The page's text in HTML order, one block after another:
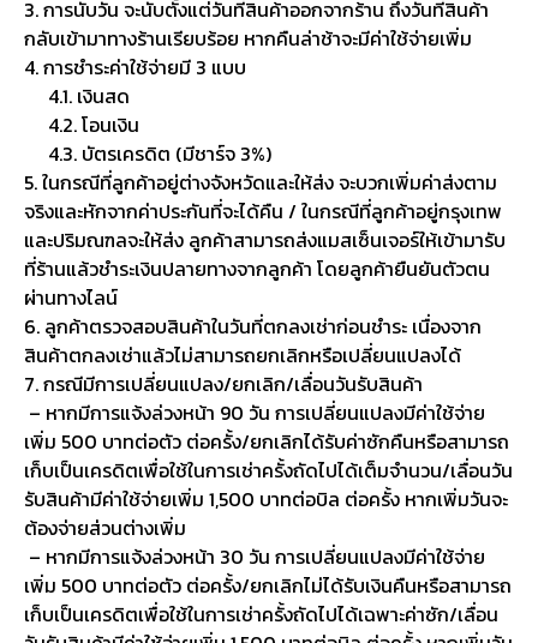
3. การนับวัน จะนับตั้งแต่วันที่สินค้าออกจากร้าน ถึงวันที่สินค้า
กลับเข้ามาทางร้านเรียบร้อย หากคืนล่าช้าจะมีค่าใช้จ่ายเพิ่ม
4. การชำระค่าใช้จ่ายมี 3 แบบ
4.1. เงินสด
4.2. โอนเงิน
4.3. บัตรเครดิต (มีชาร์จ 3%)
5. ในกรณีที่ลูกค้าอยู่ต่างจังหวัดและให้ส่ง จะบวกเพิ่มค่าส่งตาม
จริงและหักจากค่าประกันที่จะได้คืน / ในกรณีที่ลูกค้าอยู่กรุงเทพ
และปริมณฑลจะให้ส่ง ลูกค้าสามารถส่งแมสเซ็นเจอร์ให้เข้ามารับ
ที่ร้านแล้วชำระเงินปลายทางจากลูกค้า โดยลูกค้ายืนยันตัวตน
ผ่านทางไลน์
6. ลูกค้าตรวจสอบสินค้าในวันที่ตกลงเช่าก่อนชำระ เนื่องจาก
สินค้าตกลงเช่าแล้วไม่สามารถยกเลิกหรือเปลี่ยนแปลงได้
7. กรณีมีการเปลี่ยนแปลง/ยกเลิก/เลื่อนวันรับสินค้า
– หากมีการแจ้งล่วงหน้า 90 วัน การเปลี่ยนแปลงมีค่าใช้จ่าย
เพิ่ม 500 บาทต่อตัว ต่อครั้ง/ยกเลิกได้รับค่าซักคืนหรือสามารถ
เก็บเป็นเครดิตเพื่อใช้ในการเช่าครั้งถัดไปได้เต็มจำนวน/เลื่อนวัน
รับสินค้ามีค่าใช้จ่ายเพิ่ม 1,500 บาทต่อบิล ต่อครั้ง หากเพิ่มวันจะ
ต้องจ่ายส่วนต่างเพิ่ม
– หากมีการแจ้งล่วงหน้า 30 วัน การเปลี่ยนแปลงมีค่าใช้จ่าย
เพิ่ม 500 บาทต่อตัว ต่อครั้ง/ยกเลิกไม่ได้รับเงินคืนหรือสามารถ
เก็บเป็นเครดิตเพื่อใช้ในการเช่าครั้งถัดไปได้เฉพาะค่าซัก/เลื่อน